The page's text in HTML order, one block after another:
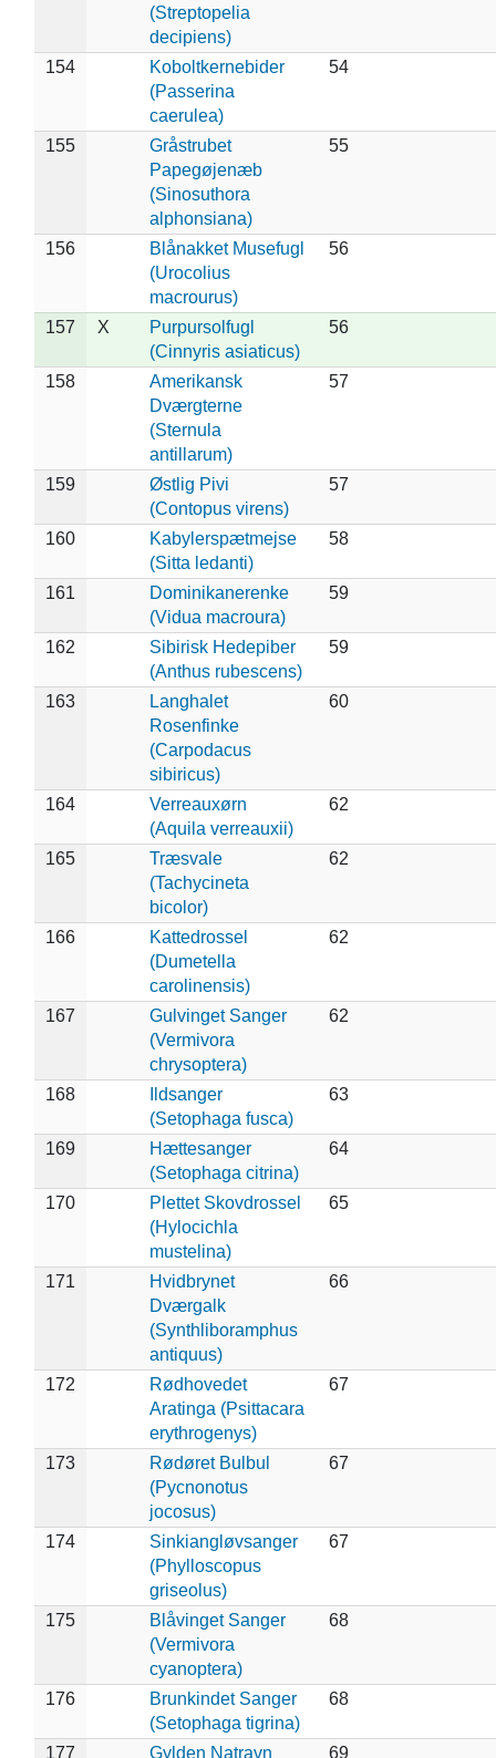
(Streptopelia
decipiens)
154
Koboltkernebider
(Passerina
caerulea)
54
155
Gråstrubet
Papegøjenæb
(Sinosuthora
alphonsiana)
55
156
Blånakket Musefugl
(Urocolius
macrourus)
56
157 X
Purpursolfugl
(Cinnyris asiaticus)
56
158
Amerikansk
Dværgterne
(Sternula
antillarum)
57
159
Østlig Pivi
(Contopus virens)
57
160
Kabylerspætmejse
(Sitta ledanti)
58
161
Dominikanerenke
(Vidua macroura)
59
162
Sibirisk Hedepiber
(Anthus rubescens)
59
163
Langhalet
Rosenfinke
(Carpodacus
sibiricus)
60
164
Verreauxørn
(Aquila verreauxii)
62
165
Træsvale
(Tachycineta
bicolor)
62
166
Kattedrossel
(Dumetella
carolinensis)
62
167
Gulvinget Sanger
(Vermivora
chrysoptera)
62
168
Ildsanger
(Setophaga fusca)
63
169
Hættesanger
(Setophaga citrina)
64
170
Plettet Skovdrossel
(Hylocichla
mustelina)
65
171
Hvidbrynet
Dværgalk
(Synthliboramphus
antiquus)
66
172
Rødhovedet
Aratinga (Psittacara
erythrogenys)
67
173
Rødøret Bulbul
(Pycnonotus
jocosus)
67
174
Sinkiangløvsanger
(Phylloscopus
griseolus)
67
175
Blåvinget Sanger
(Vermivora
cyanoptera)
68
176
Brunkindet Sanger
(Setophaga tigrina)
68
177
Gylden Natravn
69